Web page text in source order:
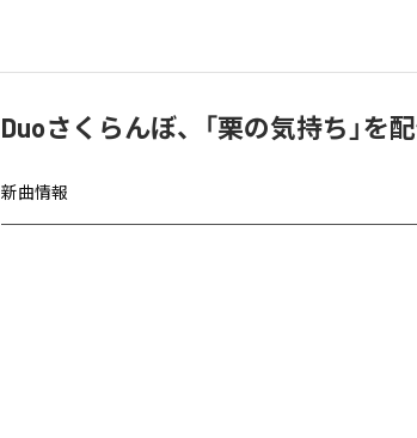
Duoさくらんぼ、「栗の気持ち」を
新曲情報